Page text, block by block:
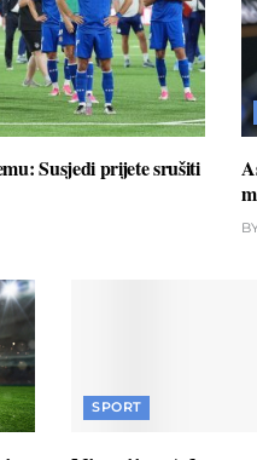
Susjedi prijete srušiti
SPORT